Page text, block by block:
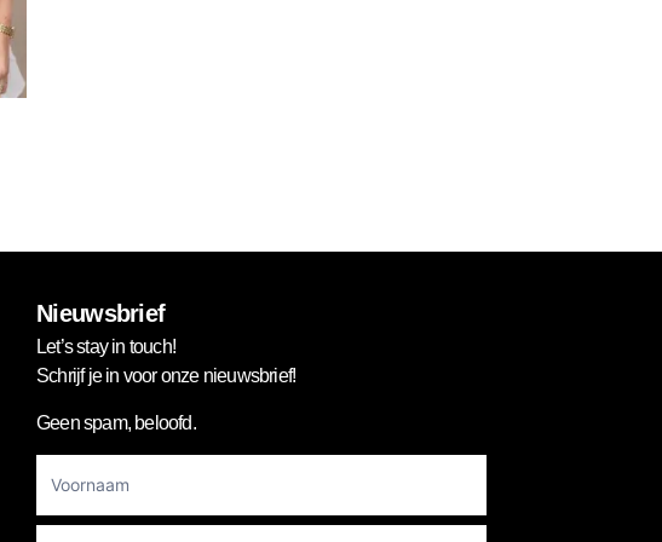
Nieuwsbrief
Let’s stay in touch!
Schrijf je in voor onze nieuwsbrief!
Geen spam, beloofd.
Newsletter